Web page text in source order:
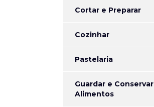
Cortar e Preparar
Cozinhar
Pastelaria
Guardar e Conservar
Alimentos